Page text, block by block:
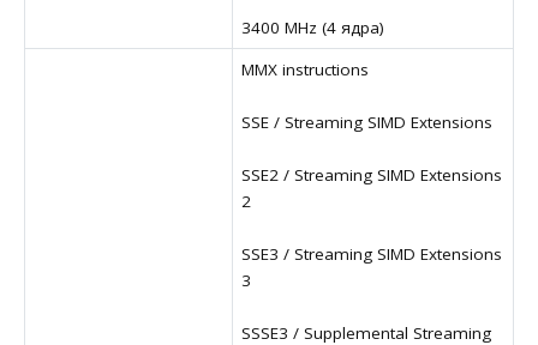
3400 MHz (4 ядра)
MMX instructions
SSE / Streaming SIMD Extensions
SSE2 / Streaming SIMD Extensions
2
SSE3 / Streaming SIMD Extensions
3
SSSE3 / Supplemental Streaming